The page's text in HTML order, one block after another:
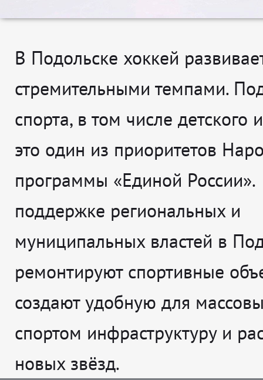
В Подольске хоккей
стремительными темпами.
спорта, в том числе детского
это один из приоритетов
программы «Единой России».
поддержке региональных и
муниципальных властей в
ремонтируют спортивные
создают удобную для
спортом инфраструктуру и
новых звёзд.